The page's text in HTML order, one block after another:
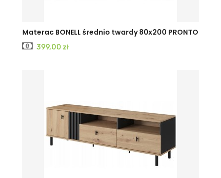
Materac BONELL średnio twardy 80x200 PRONTO
Cena
399,00 zł